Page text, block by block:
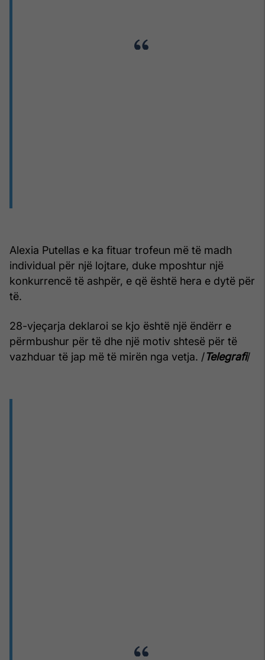
Alexia Putellas e ka fituar trofeun më të madh
individual për një lojtare, duke mposhtur një
konkurrencë të ashpër, e që është hera e dytë për
të.
28-vjeçarja deklaroi se kjo është një ëndërr e
përmbushur për të dhe një motiv shtesë për të
vazhduar të jap më të mirën nga vetja. /Telegrafi/